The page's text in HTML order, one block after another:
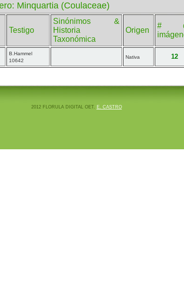
Minquartia (Coulaceae)
Testigo
Sinónimos &
Historia
Taxonómica
Origen
#
B.Hammel
10642
Nativa 12
2012 FLORULA DIGITAL OET. E. CASTRO